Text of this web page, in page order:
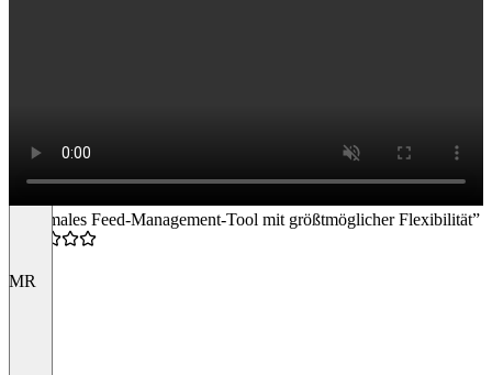
“Optimales Feed-Management-Tool mit größtmöglicher Flexibilität”
MR